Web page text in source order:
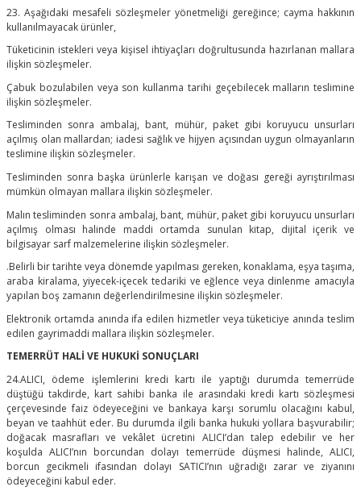
23. Aşağıdaki mesafeli sözleşmeler yönetmeliği gereğince; cayma hakkının
kullanılmayacak ürünler,
Tüketicinin istekleri veya kişisel ihtiyaçları doğrultusunda hazırlanan mallara
ilişkin sözleşmeler.
Çabuk bozulabilen veya son kullanma tarihi geçebilecek malların teslimine
ilişkin sözleşmeler.
Tesliminden sonra ambalaj, bant, mühür, paket gibi koruyucu unsurları
açılmış olan mallardan; iadesi sağlık ve hijyen açısından uygun olmayanların
teslimine ilişkin sözleşmeler.
Tesliminden sonra başka ürünlerle karışan ve doğası gereği ayrıştırılması
mümkün olmayan mallara ilişkin sözleşmeler.
Malın tesliminden sonra ambalaj, bant, mühür, paket gibi koruyucu unsurları
açılmış olması halinde maddi ortamda sunulan kitap, dijital içerik ve
bilgisayar sarf malzemelerine ilişkin sözleşmeler.
.Belirli bir tarihte veya dönemde yapılması gereken, konaklama, eşya taşıma,
araba kiralama, yiyecek-içecek tedariki ve eğlence veya dinlenme amacıyla
yapılan boş zamanın değerlendirilmesine ilişkin sözleşmeler.
Elektronik ortamda anında ifa edilen hizmetler veya tüketiciye anında teslim
edilen gayrimaddi mallara ilişkin sözleşmeler.
TEMERRÜT HALİ VE HUKUKİ SONUÇLARI
24.ALICI, ödeme işlemlerini kredi kartı ile yaptığı durumda temerrüde
düştüğü takdirde, kart sahibi banka ile arasındaki kredi kartı sözleşmesi
çerçevesinde faiz ödeyeceğini ve bankaya karşı sorumlu olacağını kabul,
beyan ve taahhüt eder. Bu durumda ilgili banka hukuki yollara başvurabilir;
doğacak masrafları ve vekâlet ücretini ALICI’dan talep edebilir ve her
koşulda ALICI’nın borcundan dolayı temerrüde düşmesi halinde, ALICI,
borcun gecikmeli ifasından dolayı SATICI’nın uğradığı zarar ve ziyanını
ödeyeceğini kabul eder.